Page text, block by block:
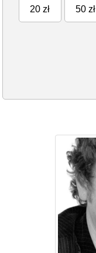
20 zł 50 zł